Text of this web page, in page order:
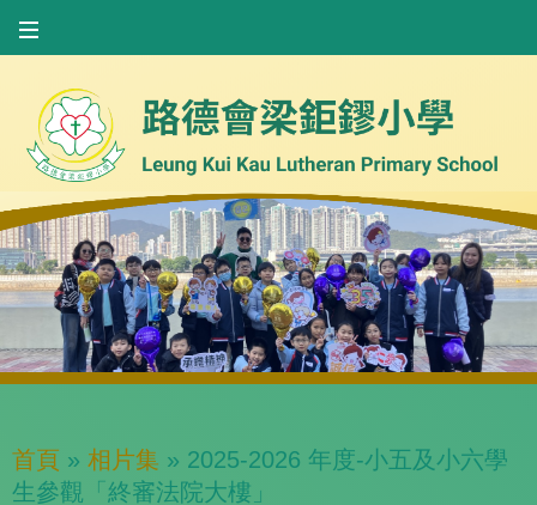
首頁 » 相片集 » 2025-2026 年度-小五及小六學
生參觀「終審法院大樓」